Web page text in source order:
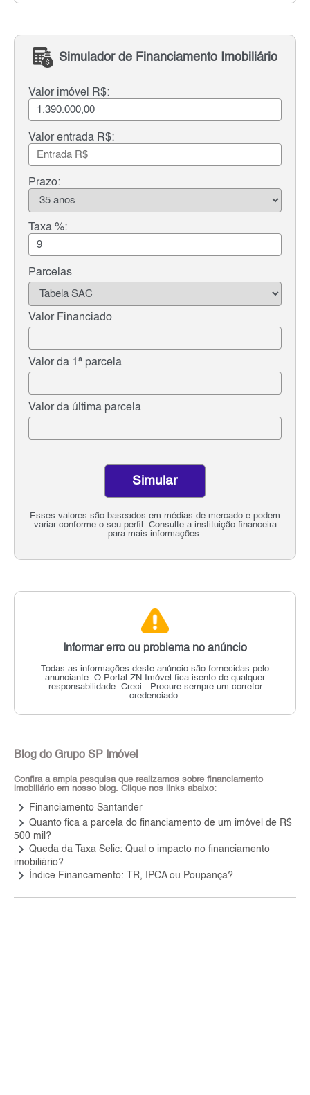
Simulador de Financiamento Imobiliário
Valor imóvel R$:
Valor entrada R$:
Prazo:
Taxa %:
Parcelas
Valor Financiado
Valor da 1ª parcela
Valor da última parcela
Esses valores são baseados em médias de mercado e podem
variar conforme o seu perfil. Consulte a instituição financeira
para mais informações.
Simular
Informar erro ou problema no anúncio
Todas as informações deste anúncio são fornecidas pelo
anunciante. O Portal ZN Imóvel fica isento de qualquer
responsabilidade. Creci - Procure sempre um corretor
credenciado.
Blog do Grupo SP Imóvel
Confira a ampla pesquisa que realizamos sobre financiamento
imobiliário em nosso blog. Clique nos links abaixo:
keyboard_arrow_right Financiamento Santander
keyboard_arrow_right Quanto fica a parcela do financiamento de um imóvel de R$
500 mil?
keyboard_arrow_right Queda da Taxa Selic: Qual o impacto no financiamento
imobiliário?
keyboard_arrow_right Índice Financamento: TR, IPCA ou Poupança?